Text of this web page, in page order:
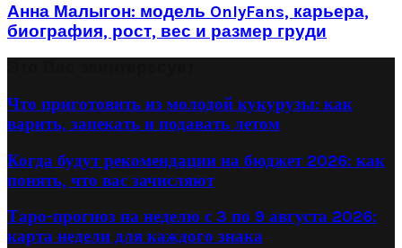
Анна Малыгон: модель OnlyFans, карьера,
биография, рост, вес и размер груди
Что приготовить из молодой кукурузы: как
варить, запекать и подавать летом
Когда будут рекомендации на бюджет 2026: как
понять, что вас зачисляют
Таро-прогноз на неделю с 3 по 9 августа 2026:
карта недели для каждого знака